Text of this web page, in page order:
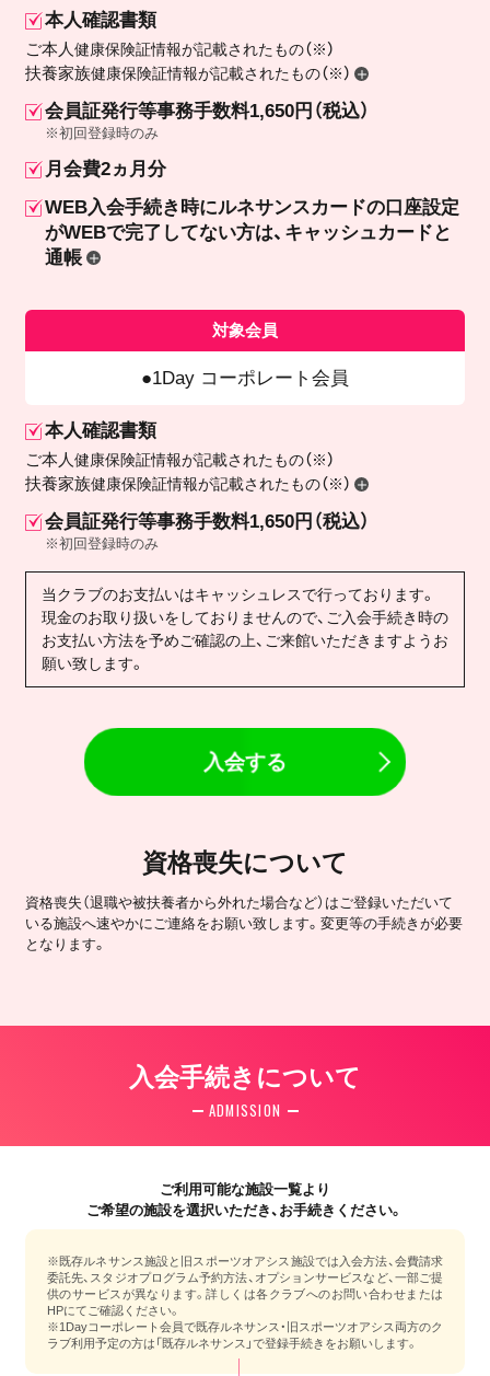
本人確認書類
ご本人健康保険証情報が記載されたもの（※）
扶養家族健康保険証情報が記載されたもの（※）
会員証発行等事務手数料1,650円（税込）
※初回登録時のみ
月会費2ヵ月分
WEB入会手続き時にルネサンスカードの口座設定
がWEBで完了してない方は、キャッシュカードと
通帳
対象会員
1Day コーポレート会員
本人確認書類
ご本人健康保険証情報が記載されたもの（※）
扶養家族健康保険証情報が記載されたもの（※）
会員証発行等事務手数料1,650円（税込）
※初回登録時のみ
当クラブのお支払いはキャッシュレスで行っております。
現金のお取り扱いをしておりませんので、ご入会手続き時の
お支払い方法を予めご確認の上、ご来館いただきますようお
願い致します。
入会する
資格喪失について
資格喪失（退職や被扶養者から外れた場合など）はご登録いただいて
いる施設へ速やかにご連絡をお願い致します。変更等の手続きが必要
となります。
入会手続きについて
ADMISSION
ご利用可能な施設一覧より
ご希望の施設を選択いただき、お手続きください。
※既存ルネサンス施設と旧スポーツオアシス施設では入会方法、会費請求
委託先、スタジオプログラム予約方法、オプションサービスなど、一部ご提
供のサービスが異なります。詳しくは各クラブへのお問い合わせまたは
HPにてご確認ください。
※1Dayコーポレート会員で既存ルネサンス・旧スポーツオアシス両方のク
ラブ利用予定の方は「既存ルネサンス」で登録手続きをお願いします。